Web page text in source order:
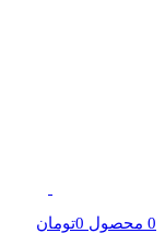
0 محصول 0تومان